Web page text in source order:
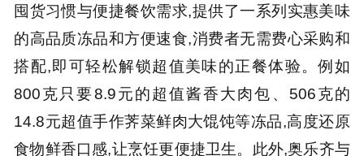
囤货习惯与便捷餐饮需求,提供了一系列实惠美味
的高品质冻品和方便速食,消费者无需费心采购和
搭配,即可轻松解锁超值美味的正餐体验。例如
800克只要8.9元的超值酱香大肉包、506克的
14.8元超值手作荠菜鲜肉大馄饨等冻品,高度还原
食物鲜香口感,让烹饪更便捷卫生。此外,奥乐齐与